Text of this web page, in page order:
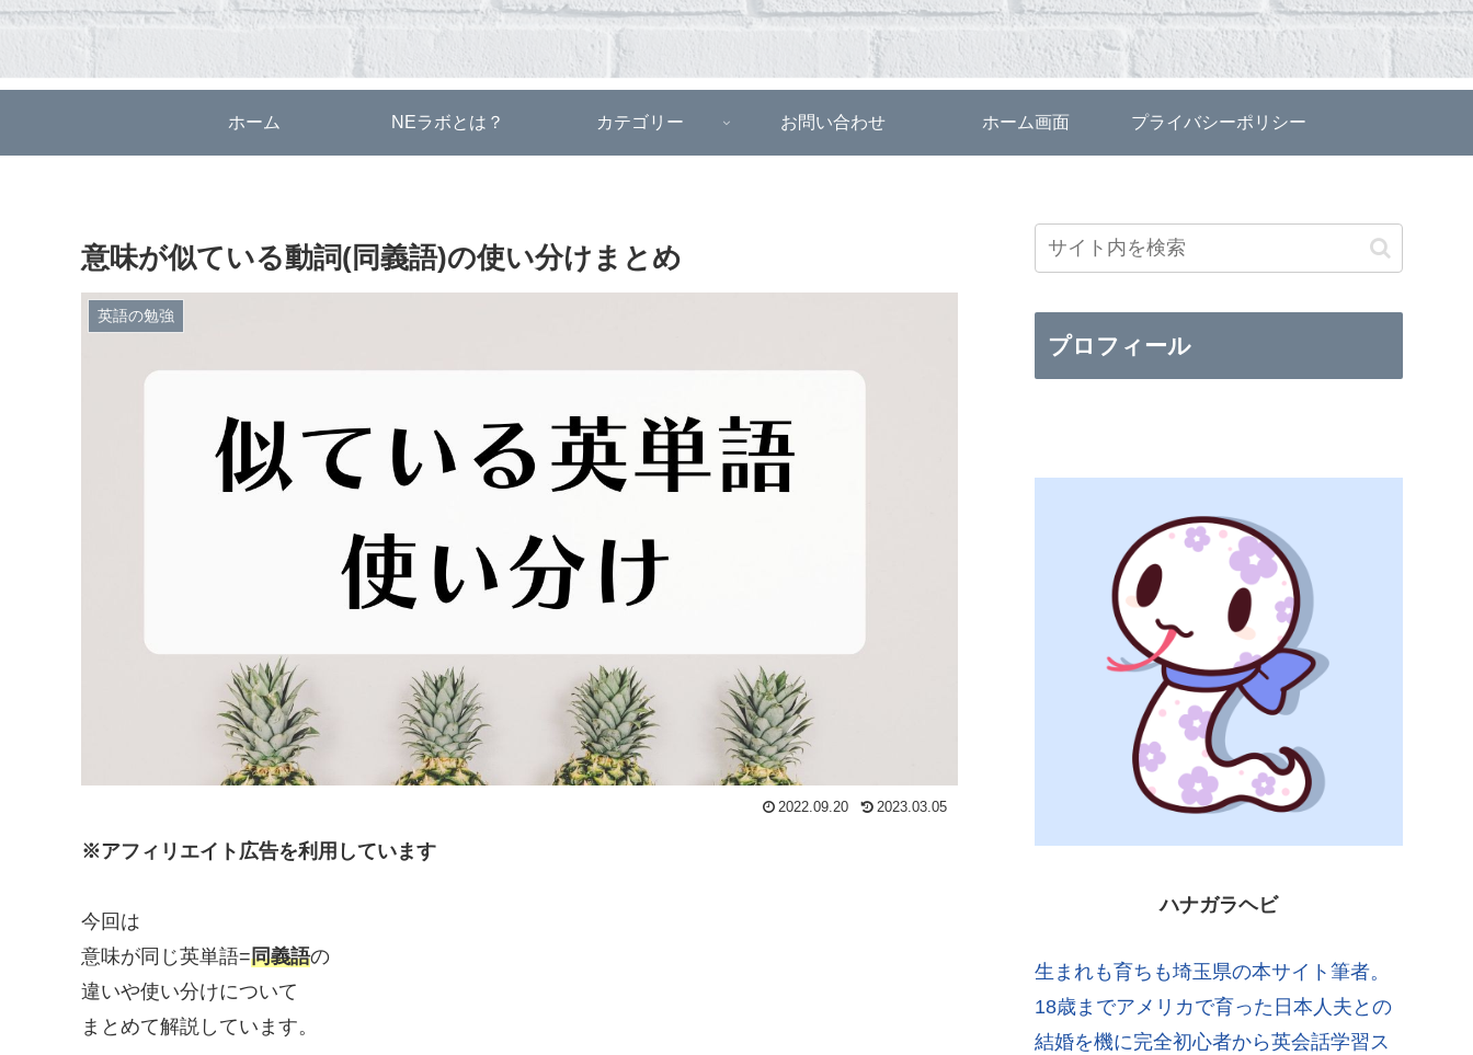
ホーム NEラボとは？ カテゴリー お問い合わせ ホーム画面 プライバシーポリシー
意味が似ている動詞(同義語)の使い分けまとめ
英語の勉強
2022.09.20 2023.03.05
※アフィリエイト広告を利用しています
今回は
意味が同じ英単語=同義語の
違いや使い分けについて
まとめて解説しています。
プロフィール
ハナガラヘビ
生まれも育ちも埼玉県の本サイト筆者。
18歳までアメリカで育った日本人夫との
結婚を機に完全初心者から英会話学習ス